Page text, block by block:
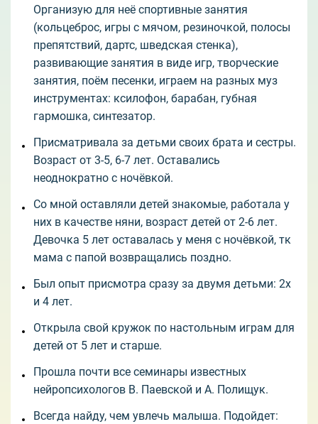
Организую для неё спортивные занятия
(кольцеброс, игры с мячом, резиночкой, полосы
препятствий, дартс, шведская стенка),
развивающие занятия в виде игр, творческие
занятия, поём песенки, играем на разных муз
инструментах: ксилофон, барабан, губная
гармошка, синтезатор.
Присматривала за детьми своих брата и сестры.
Возраст от 3-5, 6-7 лет. Оставались
неоднократно с ночёвкой.
Со мной оставляли детей знакомые, работала у
них в качестве няни, возраст детей от 2-6 лет.
Девочка 5 лет оставалась у меня с ночёвкой, тк
мама с папой возвращались поздно.
Был опыт присмотра сразу за двумя детьми: 2х
и 4 лет.
Открыла свой кружок по настольным играм для
детей от 5 лет и старше.
Прошла почти все семинары известных
нейропсихологов В. Паевской и А. Полищук.
Всегда найду, чем увлечь малыша. Подойдет: